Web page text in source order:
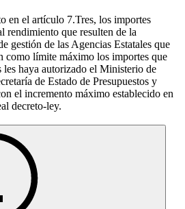
en el artículo 7.Tres, los importes
rendimiento que resulten de la
gestión de las Agencias Estatales que
como límite máximo los importes que
les haya autorizado el Ministerio de
de Estado de Presupuestos y
el incremento máximo establecido en
decreto-ley.